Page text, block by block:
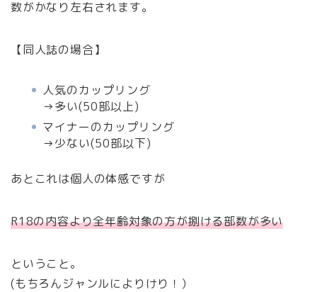
数がかなり左右されます。
【同人誌の場合】
人気のカップリング
→多い(50部以上)
マイナーのカップリング
→少ない(50部以下)
あとこれは個人の体感ですが
R18の内容より全年齢対象の方が捌ける部数が多い
ということ。
(もちろんジャンルによりけり！）